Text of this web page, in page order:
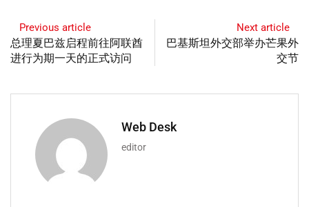
Previous article
总理夏巴兹启程前往阿联酋
进行为期一天的正式访问
Next article
巴基斯坦外交部举办芒果外
交节
Web Desk
editor